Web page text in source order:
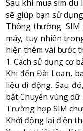
Sau khi mua sim du
sẽ giúp bạn sử
Thông thường, SIM
máy, tuy nhiên
hiện thêm vài bước
1. Cách sử dụng cơ
Khi đến Đài Loan,
liệu di động. Sau
bật Chuyển vùng
Trường hợp SIM
Khởi động lại điện